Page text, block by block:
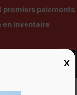
premiers paiements
en inventaire
X